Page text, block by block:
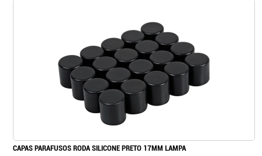
CAPAS PARAFUSOS RODA SILICONE PRETO 17MM LAMPA